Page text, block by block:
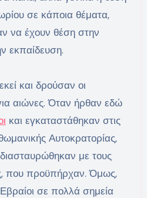
σε κάποια θέματα,
να έχουν θέση στην
εκπαίδευση.
και δρούσαν οι
αιώνες. Όταν ήρθαν εδώ
και εγκαταστάθηκαν στις
Αυτοκρατορίας,
με τους
που προϋπήρχαν. Όμως,
σε πολλά σημεία